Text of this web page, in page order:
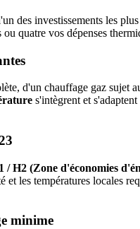
des investissements les
quatre vos dépenses
d'un chauffage gaz
s'intègrent et
/ H2 (Zone d'économies
les températures locales
minime